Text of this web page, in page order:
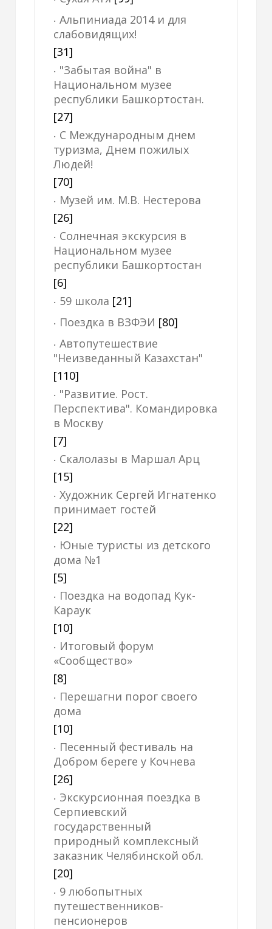
Альпиниада 2014 и для
слабовидящих!
[31]
"Забытая война" в
Национальном музее
республики Башкортостан.
[27]
С Международным днем
туризма, Днем пожилых
Людей!
[70]
Музей им. М.В. Нестерова
[26]
Солнечная экскурсия в
Национальном музее
республики Башкортостан
[6]
59 школа [21]
Поездка в ВЗФЭИ [80]
Автопутешествие
"Неизведанный Казахстан"
[110]
"Развитие. Рост.
Перспектива". Командировка
в Москву
[7]
Скалолазы в Маршал Арц
[15]
Художник Сергей Игнатенко
принимает гостей
[22]
Юные туристы из детского
дома №1
[5]
Поездка на водопад Кук-
Караук
[10]
Итоговый форум
«Сообщество»
[8]
Перешагни порог своего
дома
[10]
Песенный фестиваль на
Добром береге у Кочнева
[26]
Экскурсионная поездка в
Серпиевский
государственный
природный комплексный
заказник Челябинской обл.
[20]
9 любопытных
путешественников-
пенсионеров